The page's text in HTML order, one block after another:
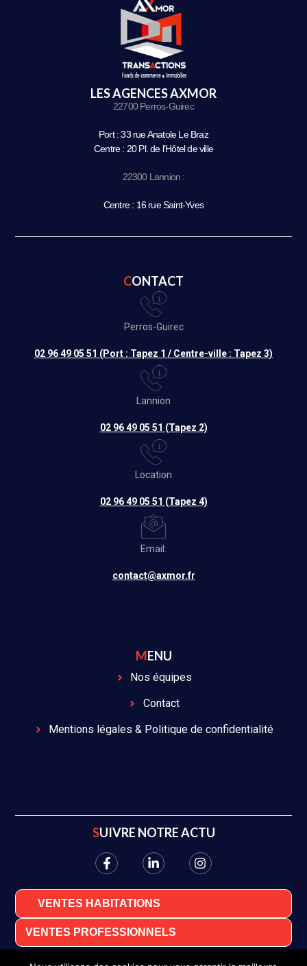
LES AGENCES AXMOR
22700 Perros-Guirec
Port : 33 rue Anatole Le Braz
Centre : 20 Pl. de l’Hôtel de ville
22300 Lannion :
Centre : 16 rue Saint-Yves
CONTACT
Perros-Guirec
02 96 49 05 51 (Port : Tapez 1 / Centre-ville : Tapez 3)
Lannion
02 96 49 05 51 (Tapez 2)
Location
02 96 49 05 51 (Tapez 4)
Email:
contact@axmor.fr
MENU
Nos équipes
Contact
Mentions légales & Politique de confidentialité
SUIVRE NOTRE ACTU
VENTES HABITATIONS
VENTES PROFESSIONNELS